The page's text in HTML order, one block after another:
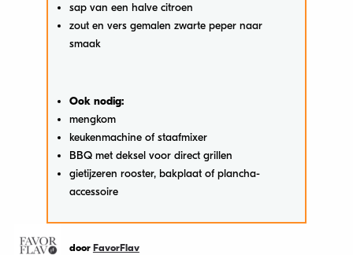
sap van een halve citroen
zout en vers gemalen zwarte peper naar
smaak
Ook nodig:
mengkom
keukenmachine of staafmixer
BBQ met deksel voor direct grillen
gietijzeren rooster, bakplaat of plancha-
accessoire
door FavorFlav